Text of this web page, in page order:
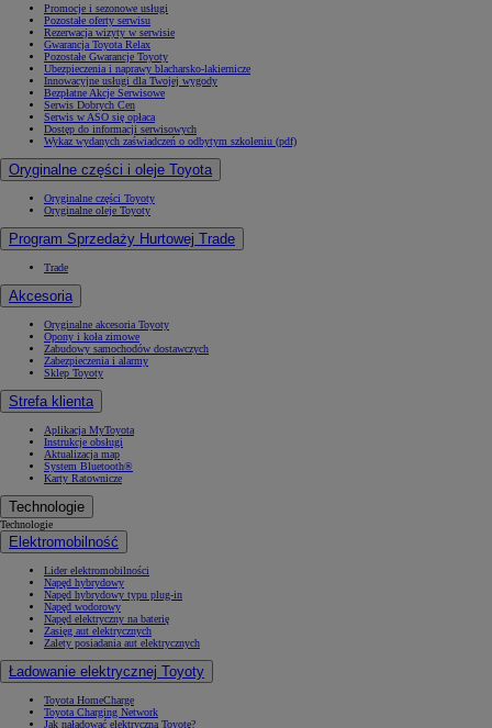
Promocje i sezonowe usługi
Pozostałe oferty serwisu
Rezerwacja wizyty w serwisie
Gwarancja Toyota Relax
Pozostałe Gwarancje Toyoty
Ubezpieczenia i naprawy blacharsko-lakiernicze
Innowacyjne usługi dla Twojej wygody
Bezpłatne Akcje Serwisowe
Serwis Dobrych Cen
Serwis w ASO się opłaca
Dostęp do informacji serwisowych
Wykaz wydanych zaświadczeń o odbytym szkoleniu (pdf)
Oryginalne części i oleje Toyota
Oryginalne części Toyoty
Oryginalne oleje Toyoty
Program Sprzedaży Hurtowej Trade
Trade
Akcesoria
Oryginalne akcesoria Toyoty
Opony i koła zimowe
Zabudowy samochodów dostawczych
Zabezpieczenia i alarmy
Sklep Toyoty
Strefa klienta
Aplikacja MyToyota
Instrukcje obsługi
Aktualizacja map
System Bluetooth®
Karty Ratownicze
Technologie
Technologie
Elektromobilność
Lider elektromobilności
Napęd hybrydowy
Napęd hybrydowy typu plug-in
Napęd wodorowy
Napęd elektryczny na baterię
Zasięg aut elektrycznych
Zalety posiadania aut elektrycznych
Ładowanie elektrycznej Toyoty
Toyota HomeCharge
Toyota Charging Network
Jak naładować elektryczną Toyotę?